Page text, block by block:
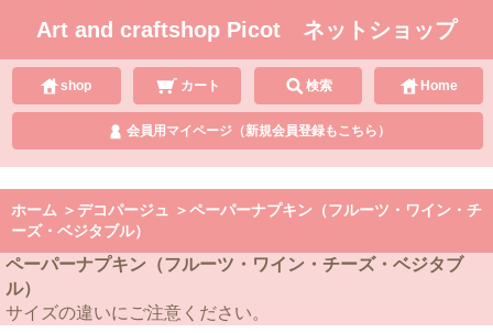
Art and craftshop Picot ネットショップ
shop カート 検索 Home
会員用マイページ（新規会員登録もこちら）
ホーム ＞ デコパージュ ＞ペーパーナプキン（フルーツ・ワイン・チ
ーズ・ベジタブル）
ペーパーナプキン（フルーツ・ワイン・チーズ・ベジタブ
ル）
サイズの違いにご注意ください。